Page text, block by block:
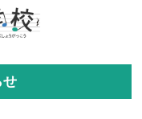
せ